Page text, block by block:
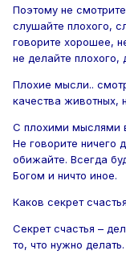
Поэтому не
слушайте плохого,
говорите хорошее,
не делайте плохого,
Плохие мысли..
качества животных,
С плохими мыслями
Не говорите ничего
обижайте. Всегда
Богом и ничто иное.
Каков секрет
Секрет счастья –
то, что нужно делать.